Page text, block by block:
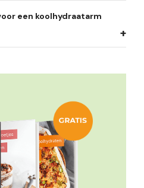
een koolhydraatarm